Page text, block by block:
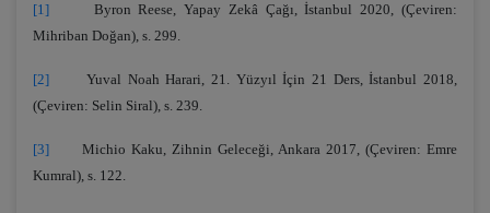
[1] Byron Reese, Yapay Zekâ Çağı, İstanbul 2020, (Çeviren:
Mihriban Doğan), s. 299.
[2] Yuval Noah Harari, 21. Yüzyıl İçin 21 Ders, İstanbul 2018,
(Çeviren: Selin Siral), s. 239.
[3] Michio Kaku, Zihnin Geleceği, Ankara 2017, (Çeviren: Emre
Kumral), s. 122.